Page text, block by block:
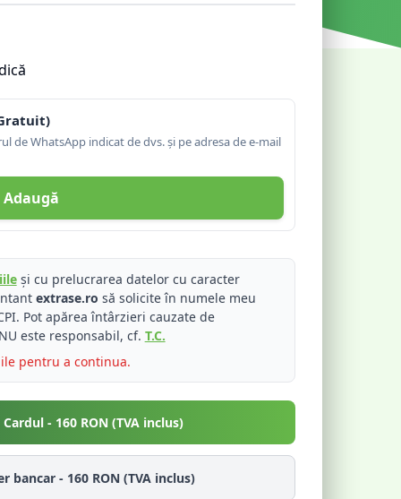
de WhatsApp indicat de dvs. și pe adresa de e-mail
Adaugă
și cu prelucrarea datelor cu caracter
extrase.ro să solicite în numele meu
Pot apărea întârzieri cauzate de
este responsabil, cf. T.C.
pentru a continua.
- 160 RON (TVA inclus)
bancar - 160 RON (TVA inclus)